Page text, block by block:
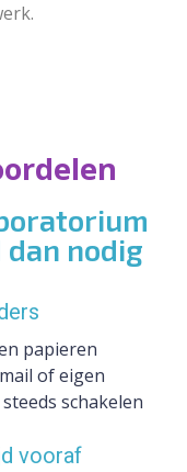
nodig
papieren
of eigen
schakelen
vooraf